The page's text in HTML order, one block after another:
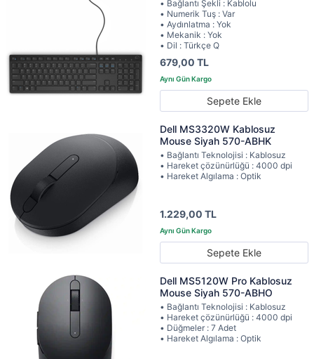
• Bağlantı Şekli : Kablolu
• Numerik Tuş : Var
• Aydınlatma : Yok
• Mekanik : Yok
• Dil : Türkçe Q
679,00 TL
Sepete Ekle
Dell MS3320W Kablosuz
Mouse Siyah 570-ABHK
• Bağlantı Teknolojisi : Kablosuz
• Hareket çözünürlüğü : 4000 dpi
• Hareket Algılama : Optik
1.229,00 TL
Sepete Ekle
Dell MS5120W Pro Kablosuz
Mouse Siyah 570-ABHO
• Bağlantı Teknolojisi : Kablosuz
• Hareket çözünürlüğü : 4000 dpi
• Düğmeler : 7 Adet
• Hareket Algılama : Optik